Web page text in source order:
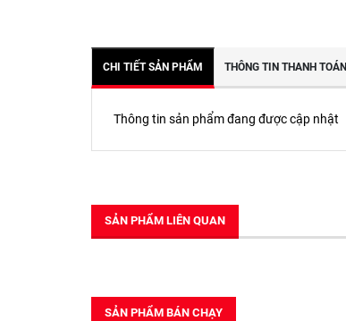
CHI TIẾT SẢN PHẨM THÔNG TIN THANH TOÁN
Thông tin sản phẩm đang được cập nhật
SẢN PHẨM LIÊN QUAN
SẢN PHẨM BÁN CHẠY